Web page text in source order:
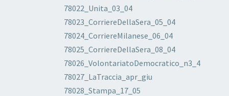
78022_Unita_03_04
78023_CorriereDellaSera_05_04
78024_CorriereMilanese_06_04
78025_CorriereDellaSera_08_04
78026_VolontariatoDemocratico_n3_4
78027_LaTraccia_apr_giu
78028_Stampa_17_05